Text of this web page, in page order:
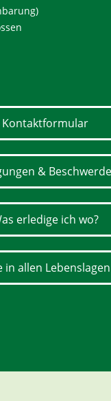
Kontaktformular
&
erledige ich wo?
in allen Lebenslagen